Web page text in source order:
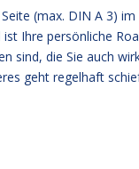
(max. DIN A 3)
Ihre persönliche
sind, die Sie auch
geht regelhaft